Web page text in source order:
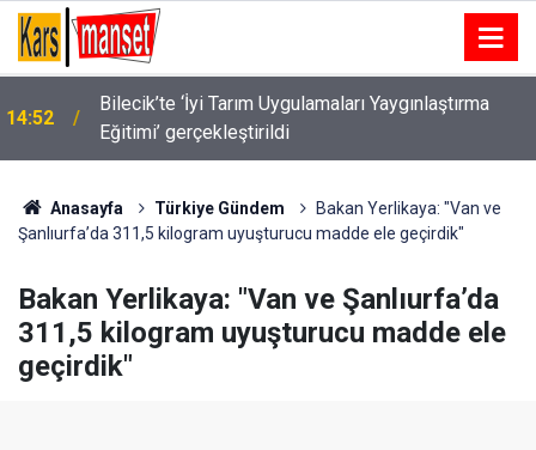
14:51
Mardin’de iki aile arasındaki husumet barışla sona
erdi
Anasayfa Türkiye Gündem
Bakan Yerlikaya: "Van ve
Şanlıurfa’da 311,5 kilogram uyuşturucu madde ele geçirdik"
Bakan Yerlikaya: "Van ve Şanlıurfa’da
311,5 kilogram uyuşturucu madde ele
geçirdik"